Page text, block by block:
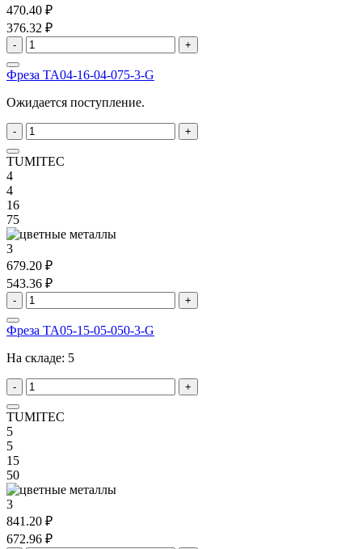
470.40 ₽
376.32 ₽
- +
Фреза TA04-16-04-075-3-G
Ожидается поступление.
- +
TUMITEC
4
4
16
75
3
679.20 ₽
543.36 ₽
- +
Фреза TA05-15-05-050-3-G
На складе: 5
- +
TUMITEC
5
5
15
50
3
841.20 ₽
672.96 ₽